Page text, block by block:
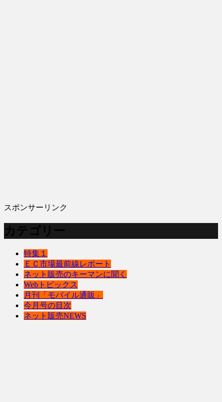
スポンサーリンク
カテゴリー
特集１
ＥＣ市場最前線レポート
ネット販売のキーマンに聞く
Webトピックス
月刊「モバイル通販」
今月号の目次
ネット販売NEWS